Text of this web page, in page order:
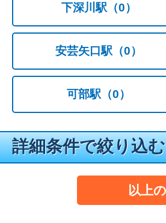
下深川駅 （0）
安芸矢口駅 （0）
可部駅 （0）
詳細条件で絞り込む